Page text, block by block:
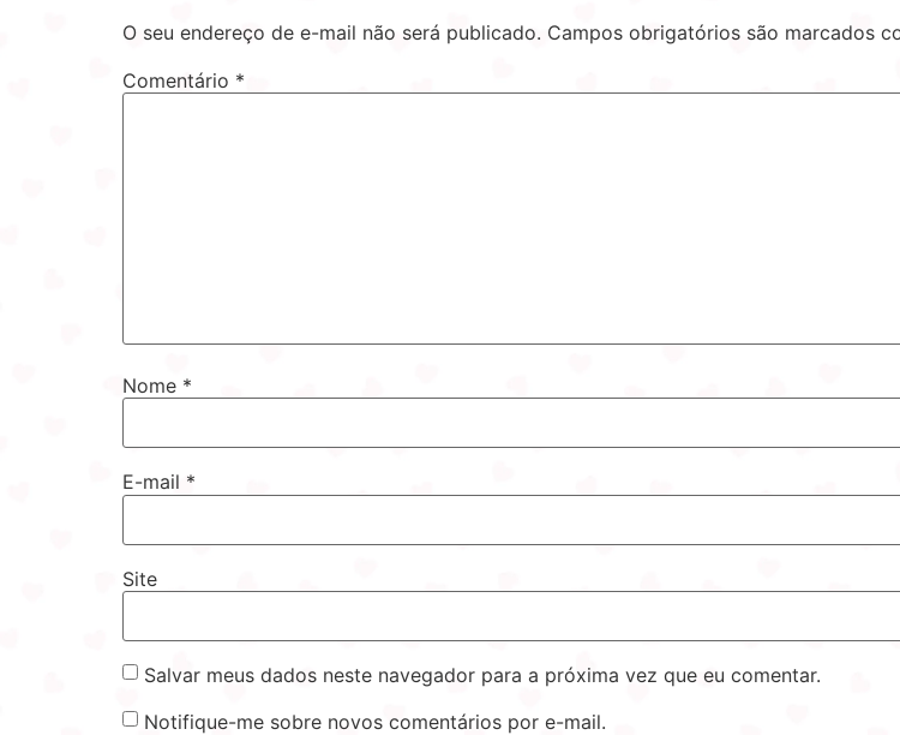
O seu endereço de e-mail não será publicado. Campos obrigatórios são marcados
Comentário *
Nome *
E-mail *
Site
Salvar meus dados neste navegador para a próxima vez que eu comentar.
Notifique-me sobre novos comentários por e-mail.